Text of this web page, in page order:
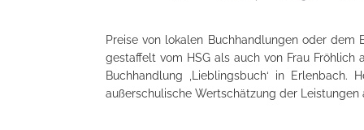
Preise von lokalen Buchhandlungen oder
gestaffelt vom HSG als auch von Frau
Buchhandlung ‚Lieblingsbuch‘ in
außerschulische Wertschätzung der